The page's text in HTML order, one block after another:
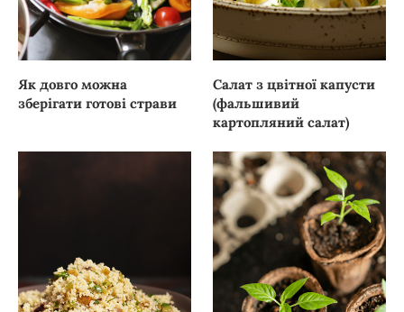
Як довго можна
зберігати готові страви
Салат з цвітної капусти
(фальшивий
картопляний салат)